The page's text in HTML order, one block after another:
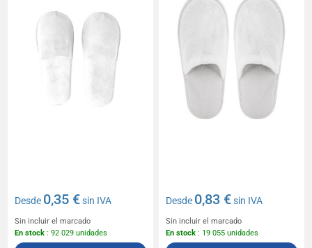
Desde 0,35 €sin IVA
Sin incluir el marcado
En stock : 92 029 unidades
Desde 0,83 €sin IVA
Sin incluir el marcado
En stock : 19 055 unidades